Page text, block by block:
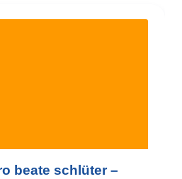
beate schlüter –